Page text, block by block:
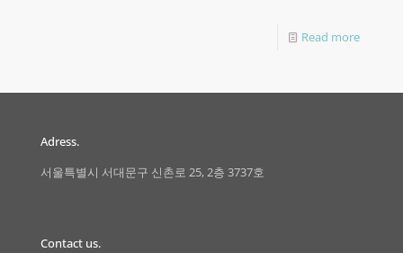
Read more
Adress.
서울특별시 서대문구 신촌로 25, 2층 3737호
Contact us.